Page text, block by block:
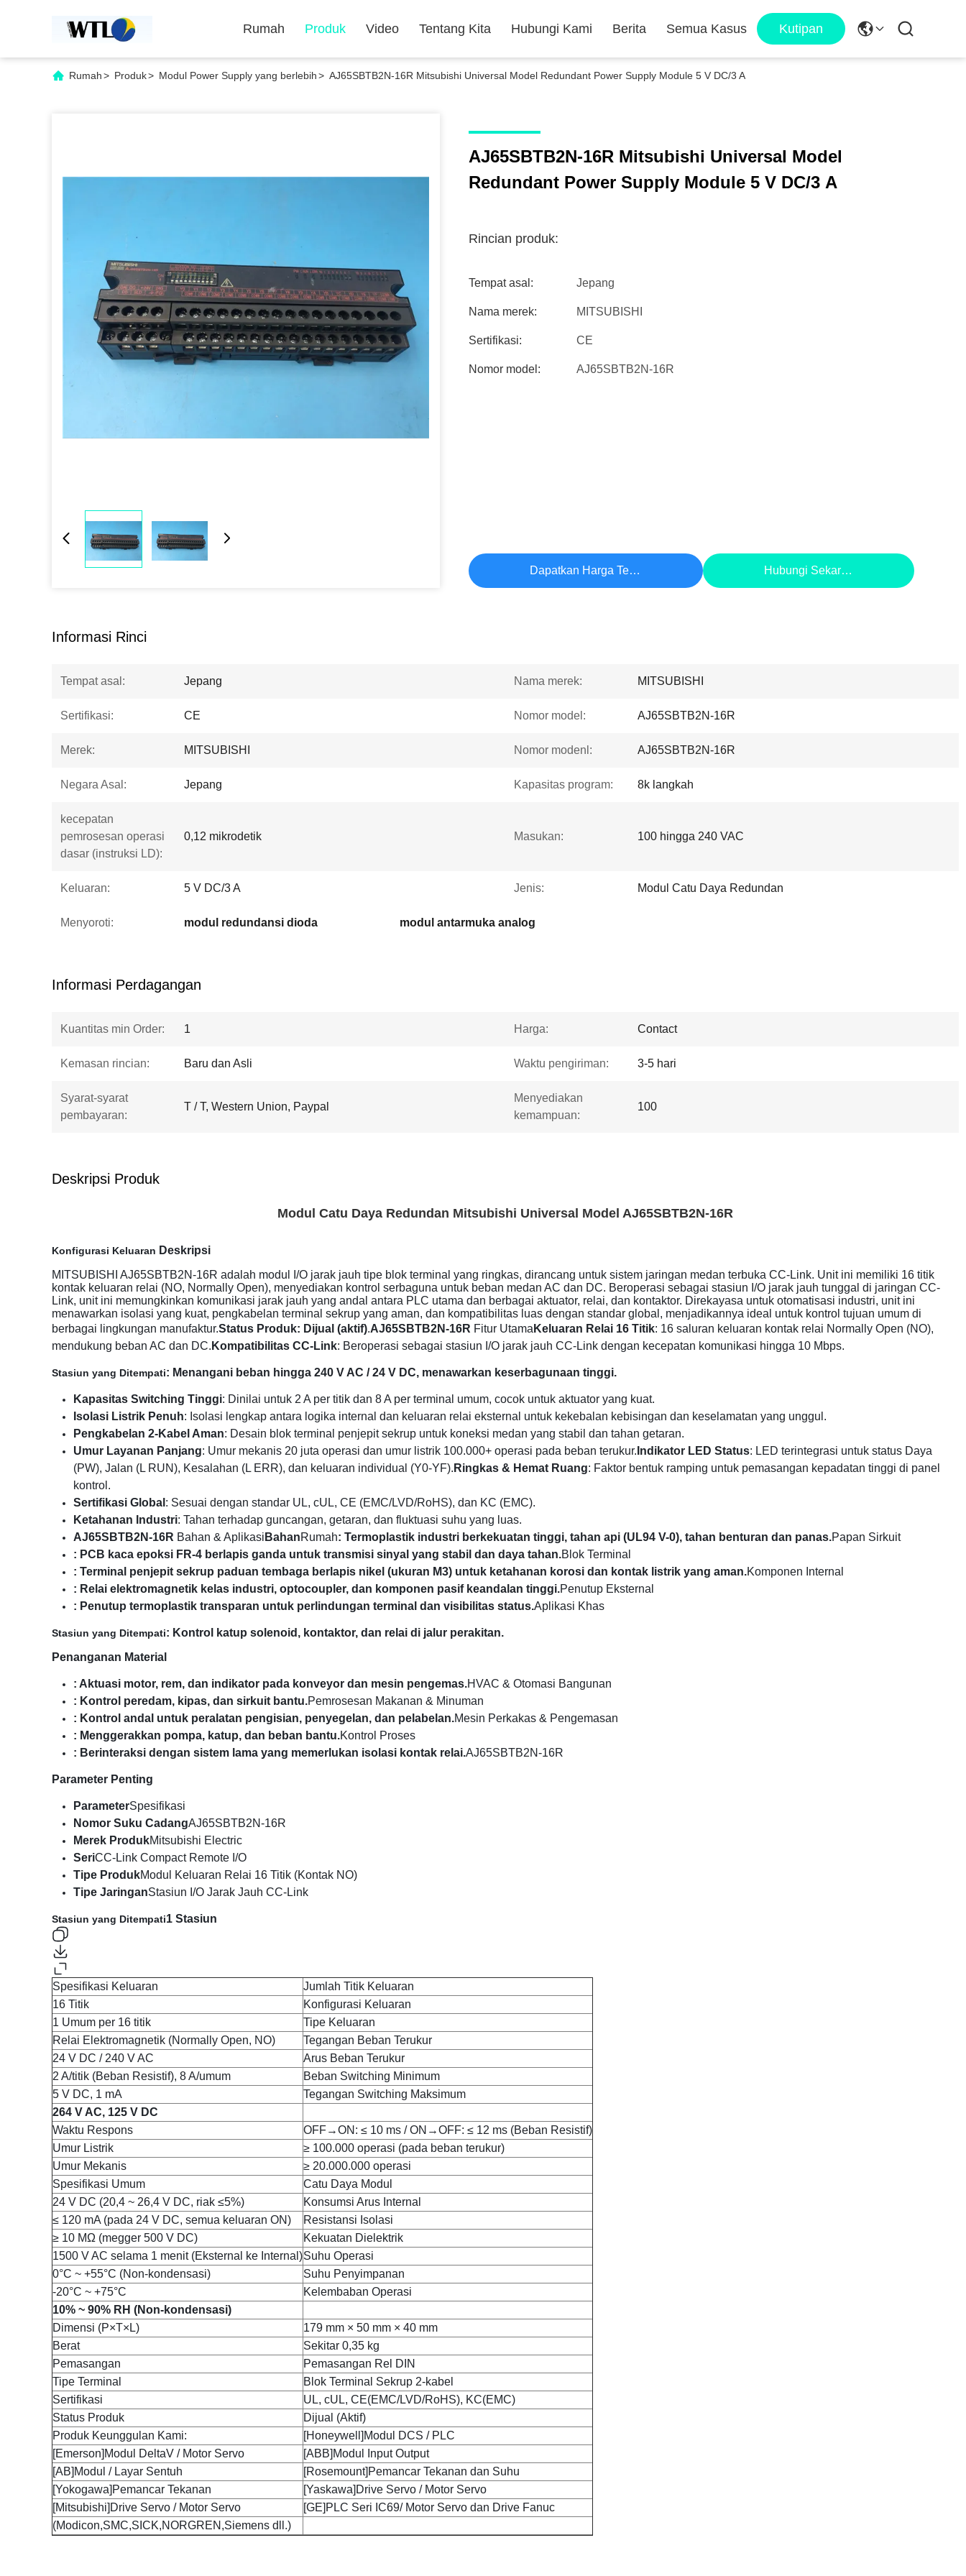
Rumah Produk Video Tentang Kita Hubungi Kami Berita Semua Kasus Kutipan
Rumah> Produk> Modul Power Supply yang berlebih> AJ65SBTB2N-16R Mitsubishi Universal Model Redundant Power Supply Module 5 V DC/3 A
AJ65SBTB2N-16R Mitsubishi Universal Model
Redundant Power Supply Module 5 V DC/3 A
Rincian produk:
Tempat asal: Jepang
Nama merek: MITSUBISHI
Sertifikasi: CE
Nomor model: AJ65SBTB2N-16R
Dapatkan Harga Terbaik Hubungi Sekarang
Informasi Rinci
Tempat asal: Jepang Nama merek: MITSUBISHI
Sertifikasi: CE Nomor model: AJ65SBTB2N-16R
Merek: MITSUBISHI Nomor modenl: AJ65SBTB2N-16R
Negara Asal: Jepang Kapasitas program: 8k langkah
kecepatan
pemrosesan operasi
dasar (instruksi LD):
0,12 mikrodetik Masukan: 100 hingga 240 VAC
Keluaran: 5 V DC/3 A Jenis: Modul Catu Daya Redundan
Menyoroti: modul redundansi dioda modul antarmuka analog
Informasi Perdagangan
Kuantitas min Order: 1 Harga: Contact
Kemasan rincian: Baru dan Asli Waktu pengiriman: 3-5 hari
Syarat-syarat
pembayaran:
T / T, Western Union, Paypal
Menyediakan
kemampuan:
100
Deskripsi Produk
Modul Catu Daya Redundan Mitsubishi Universal Model AJ65SBTB2N-16R
Konfigurasi Keluaran Deskripsi
MITSUBISHI AJ65SBTB2N-16R adalah modul I/O jarak jauh tipe blok terminal yang ringkas, dirancang untuk sistem jaringan medan terbuka CC-Link. Unit ini memiliki 16 titik
kontak keluaran relai (NO, Normally Open), menyediakan kontrol serbaguna untuk beban medan AC dan DC. Beroperasi sebagai stasiun I/O jarak jauh tunggal di jaringan CC-
Link, unit ini memungkinkan komunikasi jarak jauh yang andal antara PLC utama dan berbagai aktuator, relai, dan kontaktor. Direkayasa untuk otomatisasi industri, unit ini
menawarkan isolasi yang kuat, pengkabelan terminal sekrup yang aman, dan kompatibilitas luas dengan standar global, menjadikannya ideal untuk kontrol tujuan umum di
berbagai lingkungan manufaktur.Status Produk: Dijual (aktif).AJ65SBTB2N-16R Fitur Utama Keluaran Relai 16 Titik: 16 saluran keluaran kontak relai Normally Open (NO),
mendukung beban AC dan DC. Kompatibilitas CC-Link: Beroperasi sebagai stasiun I/O jarak jauh CC-Link dengan kecepatan komunikasi hingga 10 Mbps.
Stasiun yang Ditempati: Menangani beban hingga 240 V AC / 24 V DC, menawarkan keserbagunaan tinggi.
Kapasitas Switching Tinggi: Dinilai untuk 2 A per titik dan 8 A per terminal umum, cocok untuk aktuator yang kuat.
Isolasi Listrik Penuh: Isolasi lengkap antara logika internal dan keluaran relai eksternal untuk kekebalan kebisingan dan keselamatan yang unggul.
Pengkabelan 2-Kabel Aman: Desain blok terminal penjepit sekrup untuk koneksi medan yang stabil dan tahan getaran.
Umur Layanan Panjang: Umur mekanis 20 juta operasi dan umur listrik 100.000+ operasi pada beban terukur. Indikator LED Status: LED terintegrasi untuk status Daya
(PW), Jalan (L RUN), Kesalahan (L ERR), dan keluaran individual (Y0-YF). Ringkas & Hemat Ruang: Faktor bentuk ramping untuk pemasangan kepadatan tinggi di panel
kontrol.
Sertifikasi Global : Sesuai dengan standar UL, cUL, CE (EMC/LVD/RoHS), dan KC (EMC).
Ketahanan Industri: Tahan terhadap guncangan, getaran, dan fluktuasi suhu yang luas.
AJ65SBTB2N-16R Bahan & Aplikasi BahanRumah: Termoplastik industri berkekuatan tinggi, tahan api (UL94 V-0), tahan benturan dan panas.Papan Sirkuit
: PCB kaca epoksi FR-4 berlapis ganda untuk transmisi sinyal yang stabil dan daya tahan.Blok Terminal
: Terminal penjepit sekrup paduan tembaga berlapis nikel (ukuran M3) untuk ketahanan korosi dan kontak listrik yang aman.Komponen Internal
: Relai elektromagnetik kelas industri, optocoupler, dan komponen pasif keandalan tinggi.Penutup Eksternal
: Penutup termoplastik transparan untuk perlindungan terminal dan visibilitas status.Aplikasi Khas
Stasiun yang Ditempati: Kontrol katup solenoid, kontaktor, dan relai di jalur perakitan.
Penanganan Material
: Aktuasi motor, rem, dan indikator pada konveyor dan mesin pengemas.HVAC & Otomasi Bangunan
: Kontrol peredam, kipas, dan sirkuit bantu.Pemrosesan Makanan & Minuman
: Kontrol andal untuk peralatan pengisian, penyegelan, dan pelabelan.Mesin Perkakas & Pengemasan
: Menggerakkan pompa, katup, dan beban bantu.Kontrol Proses
: Berinteraksi dengan sistem lama yang memerlukan isolasi kontak relai.AJ65SBTB2N-16R
Parameter Penting
ParameterSpesifikasi
Nomor Suku CadangAJ65SBTB2N-16R
Merek ProdukMitsubishi Electric
SeriCC-Link Compact Remote I/O
Tipe ProdukModul Keluaran Relai 16 Titik (Kontak NO)
Tipe JaringanStasiun I/O Jarak Jauh CC-Link
Stasiun yang Ditempati1 Stasiun
Spesifikasi Keluaran
Jumlah Titik Keluaran
16 Titik
Konfigurasi Keluaran
1 Umum per 16 titik
Tipe Keluaran
Relai Elektromagnetik (Normally Open, NO)
Tegangan Beban Terukur
24 V DC / 240 V AC
Arus Beban Terukur
2 A/titik (Beban Resistif), 8 A/umum
Beban Switching Minimum
5 V DC, 1 mA
Tegangan Switching Maksimum
264 V AC, 125 V DC
Waktu Respons
OFF→ON: ≤ 10 ms / ON→OFF: ≤ 12 ms (Beban Resistif)
Umur Listrik
≥ 100.000 operasi (pada beban terukur)
Umur Mekanis
≥ 20.000.000 operasi
Spesifikasi Umum
Catu Daya Modul
24 V DC (20,4 ~ 26,4 V DC, riak ≤5%)
Konsumsi Arus Internal
≤ 120 mA (pada 24 V DC, semua keluaran ON)
Resistansi Isolasi
≥ 10 MΩ (megger 500 V DC)
Kekuatan Dielektrik
1500 V AC selama 1 menit (Eksternal ke Internal)Suhu Operasi
0°C ~ +55°C (Non-kondensasi)
Suhu Penyimpanan
-20°C ~ +75°C
Kelembaban Operasi
10% ~ 90% RH (Non-kondensasi)
Dimensi (P×T×L)
179 mm × 50 mm × 40 mm
Berat
Sekitar 0,35 kg
Pemasangan
Pemasangan Rel DIN
Tipe Terminal
Blok Terminal Sekrup 2-kabel
Sertifikasi
UL, cUL, CE(EMC/LVD/RoHS), KC(EMC)
Status Produk
Dijual (Aktif)
Produk Keunggulan Kami:
[Honeywell]Modul DCS / PLC
[Emerson]Modul DeltaV / Motor Servo
[ABB]Modul Input Output
[AB]Modul / Layar Sentuh
[Rosemount]Pemancar Tekanan dan Suhu
[Yokogawa]Pemancar Tekanan
[Yaskawa]Drive Servo / Motor Servo
[Mitsubishi]Drive Servo / Motor Servo
[GE]PLC Seri IC69/ Motor Servo dan Drive Fanuc
(Modicon,SMC,SICK,NORGREN,Siemens dll.)